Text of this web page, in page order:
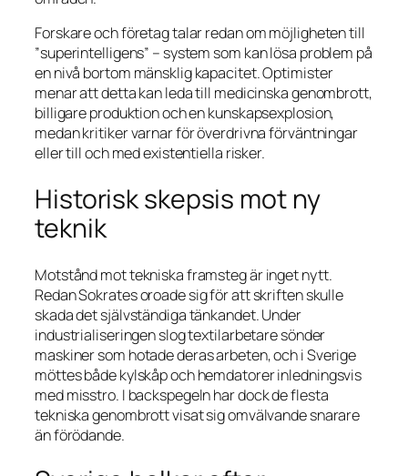
Forskare och företag talar redan om möjligheten till
”superintelligens” – system som kan lösa problem på
en nivå bortom mänsklig kapacitet. Optimister
menar att detta kan leda till medicinska genombrott,
billigare produktion och en kunskapsexplosion,
medan kritiker varnar för överdrivna förväntningar
eller till och med existentiella risker.
Historisk skepsis mot ny
teknik
Motstånd mot tekniska framsteg är inget nytt.
Redan Sokrates oroade sig för att skriften skulle
skada det självständiga tänkandet. Under
industrialiseringen slog textilarbetare sönder
maskiner som hotade deras arbeten, och i Sverige
möttes både kylskåp och hemdatorer inledningsvis
med misstro. I backspegeln har dock de flesta
tekniska genombrott visat sig omvälvande snarare
än förödande.